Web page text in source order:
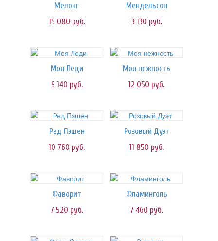
Мелонг
15 080 руб.
Мендельсон
3 130 руб.
Моя Леди
9 140 руб.
Моя нежность
12 050 руб.
Ред Пэшен
10 760 руб.
Розовый Дуэт
11 850 руб.
Фаворит
7 520 руб.
Фламинголь
7 460 руб.